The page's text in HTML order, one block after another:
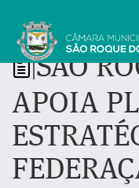
SÃO
APOIA